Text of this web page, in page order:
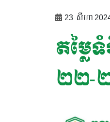
23 សីហា
តម្លៃ
២២-